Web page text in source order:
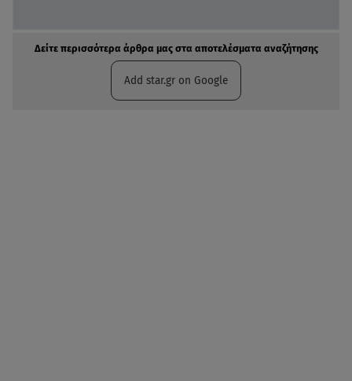
Δείτε περισσότερα άρθρα μας στα αποτελέσματα αναζήτησης
Add star.gr on Google